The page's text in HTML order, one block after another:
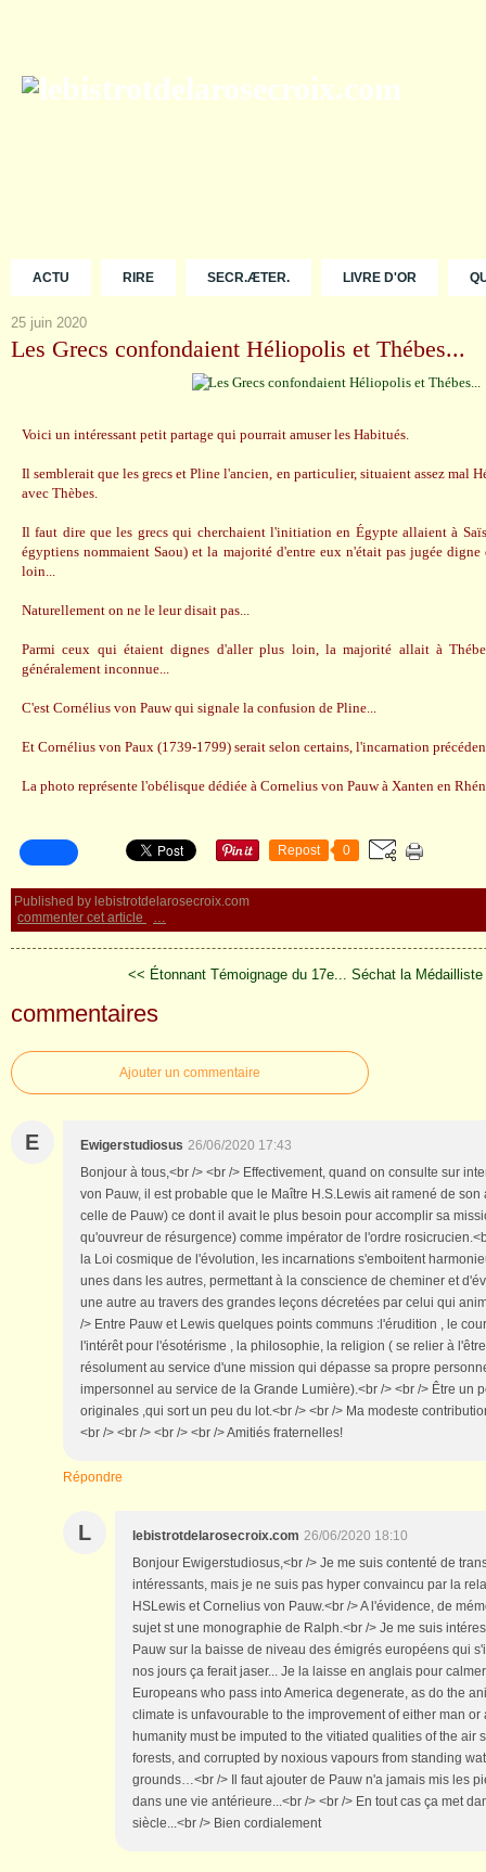
ACTU RIRE SECR.ÆTER. LIVRE D'OR
25 juin 2020
Les Grecs confondaient Héliopolis et Thébes...
Voici un intéressant petit partage qui pourrait amuser les Habitués.
Il semblerait que les grecs et Pline l'ancien, en particulier, situaient assez mal
avec Thèbes.
Il faut dire que les grecs qui cherchaient l'initiation en Égypte allaient à
égyptiens nommaient Saou) et la majorité d'entre eux n'était pas jugée
loin...
Naturellement on ne le leur disait pas...
Parmi ceux qui étaient dignes d'aller plus loin, la majorité allait à
généralement inconnue...
C'est Cornélius von Pauw qui signale la confusion de Pline...
Et Cornélius von Paux (1739-1799) serait selon certains, l'incarnation
La photo représente l'obélisque dédiée à Cornelius von Pauw à Xanten en
Repost 0
Published by lebistrotdelarosecroix.com
commenter cet article
…
<< Étonnant Témoignage du 17e... Séchat la
commentaires
Ajouter un commentaire
E Ewigerstudiosus 26/06/2020 17:43
Bonjour à tous,<br /> <br /> Effectivement, quand on consulte sur
von Pauw, il est probable que le Maître H.S.Lewis ait ramené de
celle de Pauw) ce dont il avait le plus besoin pour accomplir sa
qu'ouvreur de résurgence) comme impérator de l'ordre
la Loi cosmique de l'évolution, les incarnations s'emboitent
unes dans les autres, permettant à la conscience de cheminer et
une autre au travers des grandes leçons décretées par celui qui
/> Entre Pauw et Lewis quelques points communs :l'érudition , le
l'intérêt pour l'ésotérisme , la philosophie, la religion ( se relier à
résolument au service d'une mission qui dépasse sa propre
impersonnel au service de la Grande Lumière).<br /> <br /> Être un
originales ,qui sort un peu du lot.<br /> <br /> Ma modeste
<br /> <br /> <br /> <br /> Amitiés fraternelles!
Répondre
L lebistrotdelarosecroix.com 26/06/2020 18:10
Bonjour Ewigerstudiosus,<br /> Je me suis contenté de
intéressants, mais je ne suis pas hyper convaincu par la
HSLewis et Cornelius von Pauw.<br /> A l'évidence, de
sujet st une monographie de Ralph.<br /> Je me suis
Pauw sur la baisse de niveau des émigrés européens qui
nos jours ça ferait jaser... Je la laisse en anglais pour
Europeans who pass into America degenerate, as do the
climate is unfavourable to the improvement of either man
humanity must be imputed to the vitiated qualities of the air
forests, and corrupted by noxious vapours from standing
grounds…<br /> Il faut ajouter de Pauw n'a jamais mis les
dans une vie antérieure...<br /> <br /> En tout cas ça met
siècle...<br /> Bien cordialement